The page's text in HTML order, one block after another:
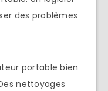
des problèmes
portable bien
nettoyages